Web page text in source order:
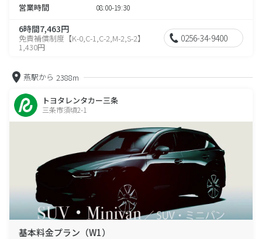
営業時間 08:00-19:30
6時間7,463円
免責補償制度【K-0,C-1,C-2,M-2,S-2】
1,430円
0256-34-9400
燕駅から 2388m
トヨタレンタカー三条
三条市須頃2-1
基本料金プラン（W1）